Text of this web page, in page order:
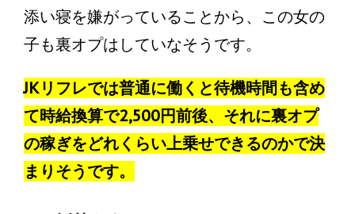
添い寝を嫌がっていることから、この女の
子も裏オプはしていなそうです。
JKリフレでは普通に働くと待機時間も含め
て時給換算で2,500円前後、それに裏オプ
の稼ぎをどれくらい上乗せできるのかで決
まりそうです。